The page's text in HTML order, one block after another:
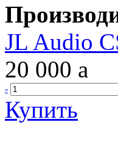
JL Audio
20 000 a
-
Купить